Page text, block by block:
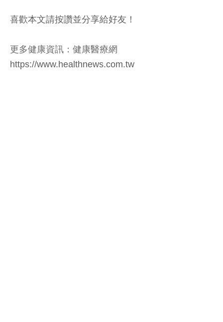
喜歡本文請按讚並分享給好友！
更多健康資訊：健康醫療網
https://www.healthnews.com.tw